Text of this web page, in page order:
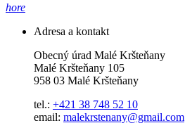
hore
Adresa a kontakt
Obecný úrad Malé Kršteňany
Malé Kršteňany 105
958 03 Malé Kršteňany
tel.: +421 38 748 52 10
email: malekrstenany@gmail.com